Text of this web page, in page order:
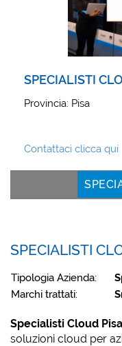
SPECIALISTI
Provincia: Pisa
Contattaci clicca qui
SPECIALISTI
Tipologia Azienda:
Marchi trattati:
Specialisti Cloud Pisa
soluzioni cloud per